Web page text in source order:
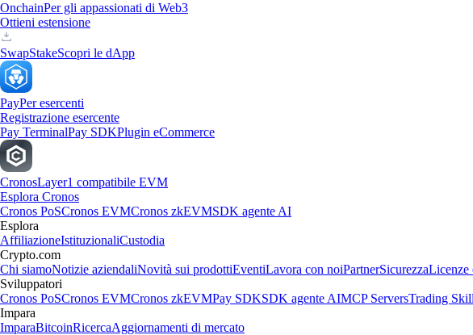
OnchainPer gli appassionati di Web3
Ottieni estensione
SwapStakeScopri le dApp
PayPer esercenti
Registrazione esercente
Pay TerminalPay SDKPlugin eCommerce
CronosLayer1 compatibile EVM
Esplora Cronos
Cronos PoSCronos EVMCronos zkEVMSDK agente AI
Esplora
AffiliazioneIstituzionaliCustodia
Crypto.com
Chi siamoNotizie aziendaliNovità sui prodottiEventiLavora con noiPartnerSicurezzaLicenze
Sviluppatori
Cronos PoSCronos EVMCronos zkEVMPay SDKSDK agente AIMCP ServersTrading
Impara
ImparaBitcoinRicercaAggiornamenti di mercato